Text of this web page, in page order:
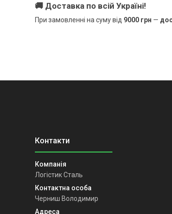
🚚 Доставка по всій Україні!
При замовленні на суму від 9000 грн —
Логістик Сталь
Черниш Володимир